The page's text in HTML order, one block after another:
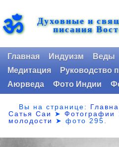
ॐ Духовные и
писания
Главная Индуизм Веды
Медитация
Руководство
Аюрведа
Фото Индии
Вы на странице:
Сатья Саи
➤Фотографии
молодости
➤фото 295.